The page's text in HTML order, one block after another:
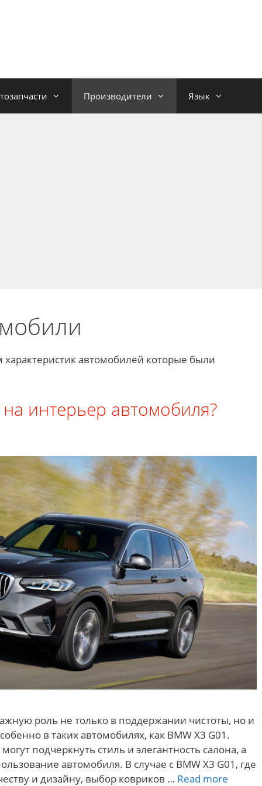
Производители Язык
автомобилей которые были
интерьер автомобиля?
роль не только в поддержании чистоты, но и
в таких автомобилях, как BMW X3 G01.
подчеркнуть стиль и элегантность салона, а
автомобиля. В случае с BMW X3 G01, где
и дизайну, выбор ковриков … Read more